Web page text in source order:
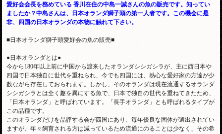
愛好会会長を務めている 香川在住の中島一誠さんの魚の販売です。知ってい
ましたか？中島さんは、日本オランダ獅子頭の第一人者です。この機会に是
非、四国の日本オランダの本物に触れて下さい。
■日本オランダ獅子頭愛好会の魚の販売■
●日本オランダとは●
今から180年以上前に中国から渡来したオランダシシガシラが、主に西日本や
四国で日本独自に世代を重ねられ、今でも四国には、熱心な愛好家の方達が少
数ながら存在しておられます。しかし、そのオランダは現在流通するオランダ
シシガシラとは全く趣を異にする魚で、日本で独自の世代を重ねてきたため、
「日本オランダ」と呼ばれています。「長手オランダ」とも呼ばれるタイプが
この品種です。
このオランダだけを品評する会が四国にあり、毎年優良な固体が選出されてい
ますが、年々飼育される方は減っているため流通にのることは少なく、その希